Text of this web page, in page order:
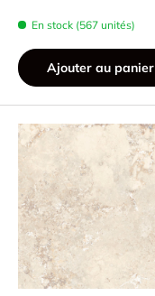
En stock (567 unités)
Ajouter au panier